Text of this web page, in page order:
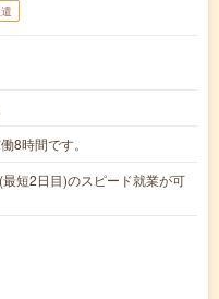
8時間です。
短2日目)のスピード就業が可